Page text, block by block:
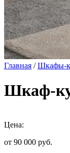
Главная /Шкафы-
Шкаф-
Цена:
от 90 000 руб.